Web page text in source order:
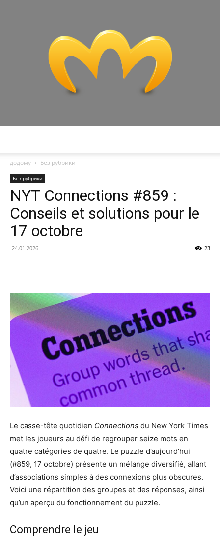
додому
Без рубрики
Без рубрики
NYT Connections #859 :
Conseils et solutions pour le
17 octobre
24.01.2026 23
Le casse-tête quotidien Connections du New York Times
met les joueurs au défi de regrouper seize mots en
quatre catégories de quatre. Le puzzle d’aujourd’hui
(#859, 17 octobre) présente un mélange diversifié, allant
d’associations simples à des connexions plus obscures.
Voici une répartition des groupes et des réponses, ainsi
qu’un aperçu du fonctionnement du puzzle.
Comprendre le jeu